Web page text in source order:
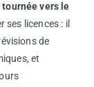
vers le
ses licences : il
de
et